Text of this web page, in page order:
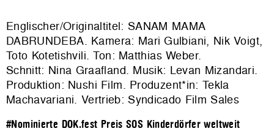
Englischer/Originaltitel: SANAM MAMA
DABRUNDEBA. Kamera: Mari Gulbiani, Nik Voigt,
Toto Kotetishvili. Ton: Matthias Weber.
Schnitt: Nina Graafland. Musik: Levan Mizandari.
Produktion: Nushi Film. Produzent*in: Tekla
Machavariani. Vertrieb: Syndicado Film Sales
#Nominierte DOK.fest Preis SOS Kinderdörfer weltweit